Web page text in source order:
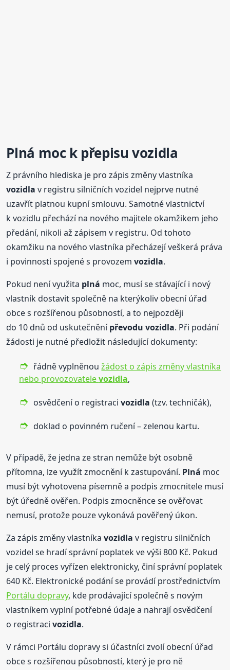
Plná moc kpřepisuvozidla
Z právního hlediska je pro zápis změny vlastníka
vozidla v registru silničních vozidel nejprve nutné
uzavřít platnou kupní smlouvu. Samotné vlastnictví
k vozidlu přechází na nového majitele okamžikem jeho
předání, nikoli až zápisem v registru. Od tohoto
okamžiku na nového vlastníka přecházejí veškerá práva
i povinnosti spojené s provozemvozidla.
Pokud není využita plná moc, musí se stávající i nový
vlastník dostavit společně na kterýkoliv obecní úřad
obce s rozšířenou působností, a to nejpozději
do 10 dnů od uskutečněnípřevodu vozidla. Při podání
žádosti je nutné předložit následující dokumenty:
řádně vyplněnoužádost o zápis změny vlastníka
nebo provozovatelevozidla,
osvědčení o registracivozidla (tzv. techničák),
doklad o povinném ručení – zelenou kartu.
V případě, že jedna ze stran nemůže být osobně
přítomna, lze využít zmocnění k zastupování. Plná moc
musí být vyhotovena písemně a podpis zmocnitele musí
být úředně ověřen. Podpis zmocněnce se ověřovat
nemusí, protože pouze vykonává pověřený úkon.
Za zápis změny vlastníkavozidla v registru silničních
vozidel se hradí správní poplatek ve výši 800 Kč. Pokud
je celý proces vyřízen elektronicky, činí správní poplatek
640 Kč. Elektronické podání se provádí prostřednictvím
Portálu dopravy, kde prodávající společně s novým
vlastníkem vyplní potřebné údaje a nahrají osvědčení
o registracivozidla.
V rámci Portálu dopravy si účastníci zvolí obecní úřad
obce s rozšířenou působností, který je pro ně